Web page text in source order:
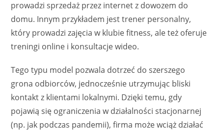
prowadzi sprzedaż przez internet z dowozem do
domu. Innym przykładem jest trener personalny,
który prowadzi zajęcia w klubie fitness, ale też oferuje
treningi online i konsultacje wideo.
Tego typu model pozwala dotrzeć do szerszego
grona odbiorców, jednocześnie utrzymując bliski
kontakt z klientami lokalnymi. Dzięki temu, gdy
pojawią się ograniczenia w działalności stacjonarnej
(np. jak podczas pandemii), firma może wciąż działać